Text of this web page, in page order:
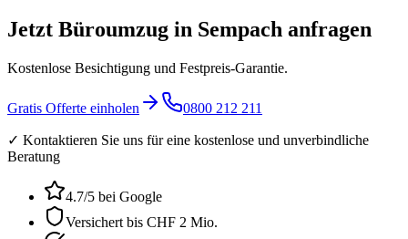
Jetzt Büroumzug in Sempach anfragen
Kostenlose Besichtigung und Festpreis-Garantie.
Gratis Offerte einholen 0800 212 211
✓ Kontaktieren Sie uns für eine kostenlose und unverbindliche
Beratung
4.7/5 bei Google
Versichert bis CHF 2 Mio.